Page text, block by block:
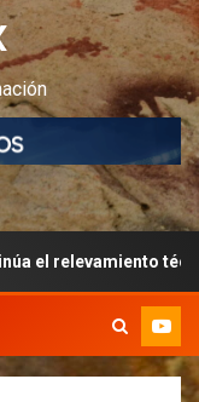
técnico en